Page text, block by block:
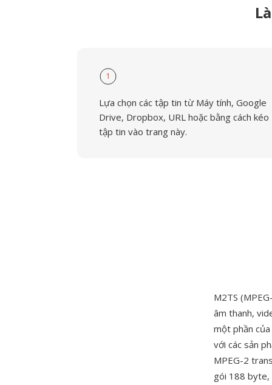
1
Lựa chọn các tập tin từ Máy tính, Google
Drive, Dropbox, URL hoặc bằng cách kéo
tập tin vào trang này.
M2TS
âm thanh,
một phần
với các sản
MPEG-2
gói 188 byte,